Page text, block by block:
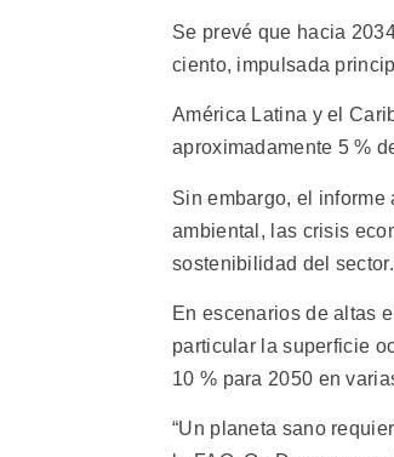
Se prevé que hacia
ciento, impulsada
América Latina y el
aproximadamente 5 %
Sin embargo, el
ambiental, las crisis
sostenibilidad del sector.
En escenarios de altas
particular la superficie
10 % para 2050 en
“Un planeta sano